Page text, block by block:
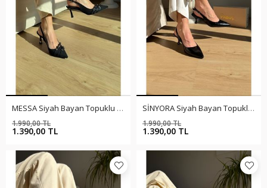
MESSA Siyah Bayan Topuklu Ayakkabı
1.390,00 TL
1.990,00 TL
SİNYORA Siyah Bayan Topuklu Ayakkabı
1.390,00 TL
1.990,00 TL